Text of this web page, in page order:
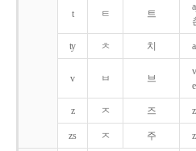
t ㅌ 트
ty ㅊ 치
v ㅂ 브
z ㅈ 즈
zs ㅈ 주